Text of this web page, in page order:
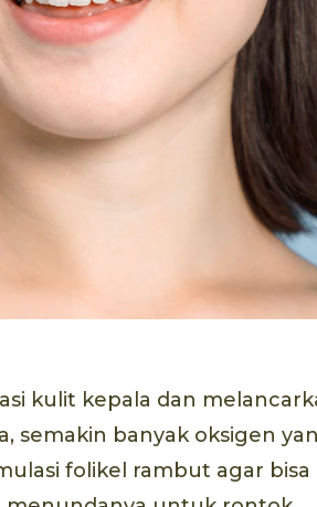
kulit kepala dan
semakin banyak oksigen
folikel rambut agar bisa